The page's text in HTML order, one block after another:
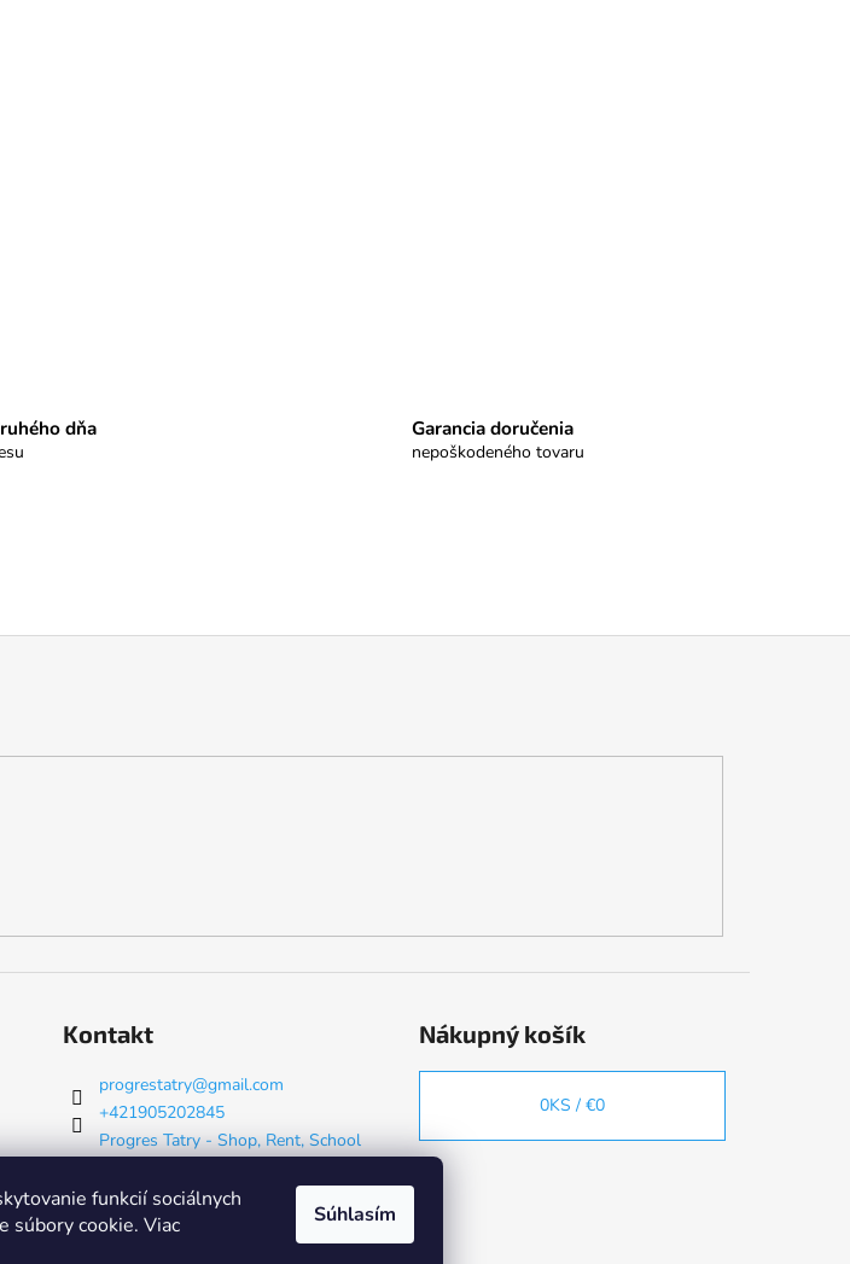
funkcií sociálnych
súbory cookie. Viac
Súhlasím
dňa Garancia doručenia
nepoškodeného tovaru
Kontakt
progrestatry@gmail.com
+421905202845
Progres Tatry - Shop, Rent, School
& Servis
progrestatry
Nákupný košík
0KS / €0